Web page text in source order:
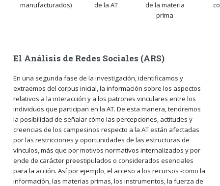
manufacturados)
de la AT
de la materia
prima
El Análisis de Redes Sociales (ARS)
En una segunda fase de la investigación, identificamos y
extraemos del corpus inicial, la información sobre los aspectos
relativos a la interacción y a los patrones vinculares entre los
individuos que participan en la AT. De esta manera, tendremos
la posibilidad de señalar cómo las percepciones, actitudes y
creencias de los campesinos respecto a la AT están afectadas
por las restricciones y oportunidades de las estructuras de
vínculos, más que por motivos normativos internalizados y por
ende de carácter preestipulados o considerados esenciales
para la acción. Así por ejemplo, el acceso a los recursos -como la
información, las materias primas, los instrumentos, la fuerza de